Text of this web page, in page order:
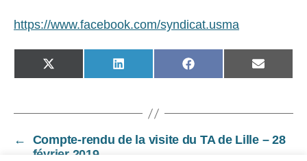
https://www.facebook.com/syndicat.usma
SHARE
ON
SHARE
ON
SHARE
ON
SHARE
ON
←
Compte-rendu de la visite du TA de Lille – 28
février 2019